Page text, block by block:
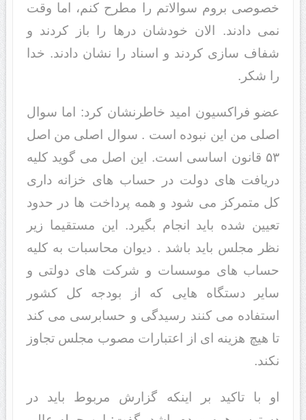
خصوصی بروم سوالاتم را مطرح کنم، اما وقت
نمی دادند. الان خودشان درها را باز کردند و
شفاف سازی کردند و اسناد را نشان دادند. خدا
را شکر.
عضو فراکسیون امید خاطرنشان کرد: اما سوال
اصلی من این نبوده است . سوال اصلی من اصل
۵۳ قانون اساسی است. این اصل می گوید کلیه
دریافت های دولت در حساب های خزانه داری
کل متمرکز می شود و همه پرداخت ها در حدود
تعیین شده باید انجام بگیرد. این مستقیما زیر
نظر مجلس باید باشد . دیوان محاسبات به کلیه
حساب های موسسات و شرکت های دولتی و
سایر دستگاه هایی که از بودجه کل کشور
استفاده می کنند رسیدگی و حسابرسی می کند
تا هیچ هزینه ای از اعتبارات مصوب مجلس تجاوز
نکند.
او با تاکید بر اینکه گزارش مربوط باید در